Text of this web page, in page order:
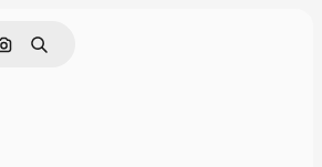
Rechercher par image
Rechercher